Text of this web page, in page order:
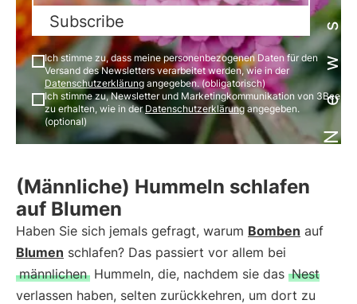
Subscribe
Ich stimme zu, dass meine personenbezogenen Daten für den
Versand des Newsletters verarbeitet werden, wie in der
Datenschutzerklärung angegeben. (obligatorisch)
Ich stimme zu, Newsletter und Marketingkommunikation von 3Bee
zu erhalten, wie in derDatenschutzerklärungangegeben.
(optional)
(Männliche) Hummeln schlafen
auf Blumen
Haben Sie sich jemals gefragt, warum Bomben auf
Blumen schlafen? Das passiert vor allem bei
männlichen Hummeln, die, nachdem sie das Nest
verlassen haben, selten zurückkehren, um dort zu